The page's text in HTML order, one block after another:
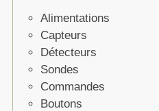
Alimentations
Capteurs
Détecteurs
Sondes
Commandes
Boutons